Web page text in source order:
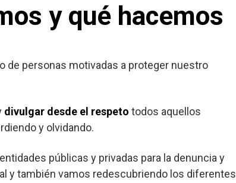
y qué hacemos
de personas motivadas a proteger nuestro
divulgar desde el respeto todos aquellos
y olvidando.
públicas y privadas para la denuncia y
y también vamos redescubriendo los diferentes